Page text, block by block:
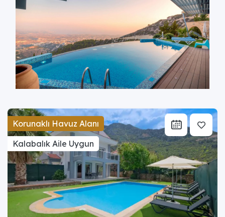
Korunaklı Havuz Alanı
Kalabalık Aile Uygun